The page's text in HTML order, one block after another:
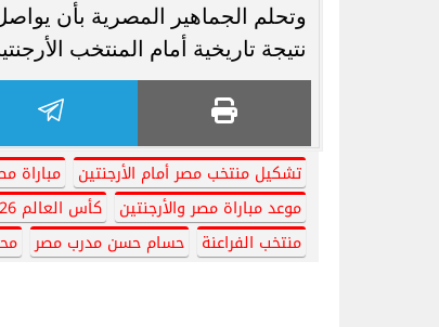
نتيجة تاريخية أمام المنتخب
تشكيل منتخب مصر أمام الأرجنتين مباراة
موعد مباراة مصر والأرجنتين
كأس العالم 2026
منتخب الفراعنة
حسام حسن مدرب مصر